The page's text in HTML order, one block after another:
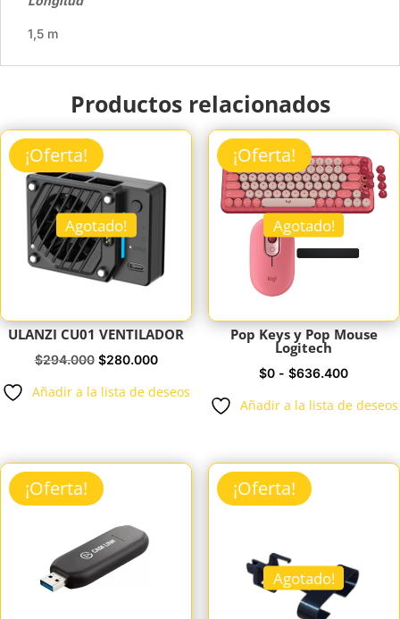
1,5 m
Productos relacionados
¡Oferta!
Agotado!
ULANZI CU01 VENTILADOR
$294.000 El
$280.000El
Añadir a la lista de deseos
¡Oferta!
Agotado!
Pop Keys y Pop Mouse
Logitech
$0 - $636.400Rango
$0
Añadir a la lista de deseos
¡Oferta! ¡Oferta!
Agotado!